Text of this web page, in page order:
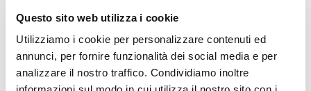
Questo sito web utilizza i cookie
Utilizziamo i cookie per personalizzare contenuti ed
annunci, per fornire funzionalità dei social media e per
analizzare il nostro traffico. Condividiamo inoltre
Correlati